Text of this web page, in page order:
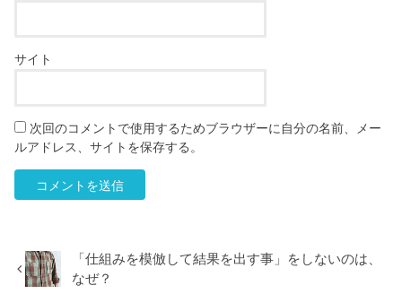
サイト
次回のコメントで使用するためブラウザーに自分の名前、メー
ルアドレス、サイトを保存する。
「仕組みを模倣して結果を出す事」をしないのは、
なぜ？